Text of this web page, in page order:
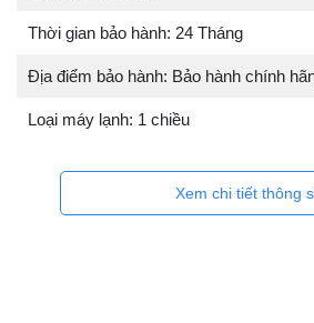
Thời gian bảo hành: 24 Tháng
Địa điểm bảo hành: Bảo hành chính
Loại máy lạnh: 1 chiều
Xem chi tiết thông